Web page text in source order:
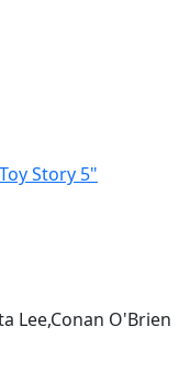
Story 5"
Lee,Conan O'Brien